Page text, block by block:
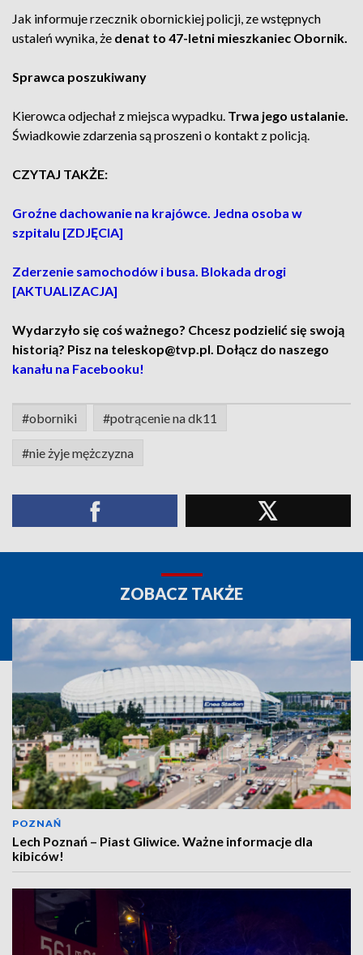
Jak informuje rzecznik obornickiej policji, ze wstępnych
ustaleń wynika, że denat to 47-letni mieszkaniec Obornik.
Sprawca poszukiwany
Kierowca odjechał z miejsca wypadku. Trwa jego ustalanie.
Świadkowie zdarzenia są proszeni o kontakt z policją.
CZYTAJ TAKŻE:
Groźne dachowanie na krajówce. Jedna osoba w
szpitalu [ZDJĘCIA]
Zderzenie samochodów i busa. Blokada drogi
[AKTUALIZACJA]
Wydarzyło się coś ważnego? Chcesz podzielić się swoją
historią? Pisz na teleskop@tvp.pl. Dołącz do naszego
kanału na Facebooku!
#oborniki #potrącenie na dk11
#nie żyje mężczyzna
ZOBACZ TAKŻE
POZNAŃ
Lech Poznań – Piast Gliwice. Ważne informacje dla
kibiców!